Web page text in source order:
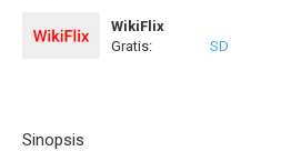
WikiFlix
Gratis:
SD
Sinopsis